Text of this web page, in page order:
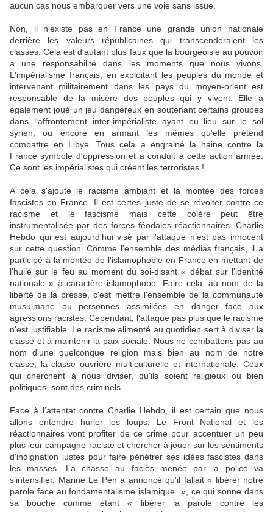
aucun cas nous embarquer vers une voie sans issue.
Non, il n'existe pas en France une grande union nationale
derrière les valeurs républicaines qui transcenderaient les
classes. Cela est d'autant plus faux que la bourgeoisie au pouvoir
a une responsabilité dans les moments que nous vivons.
L'impérialisme français, en exploitant les peuples du monde et
intervenant militairement dans les pays du moyen-orient est
responsable de la misère des peuples qui y vivent. Elle a
également joué un jeu dangereux en soutenant certains groupes
dans l'affrontement inter-impérialiste ayant eu lieu sur le sol
syrien, ou encore en armant les mêmes qu'elle prétend
combattre en Libye. Tous cela a engrainé la haine contre la
France symbole d'oppression et a conduit à cette action armée.
Ce sont les impérialistes qui créent les terroristes !
A cela s'ajoute le racisme ambiant et la montée des forces
fascistes en France. Il est certes juste de se révolter contre ce
racisme et le fascisme mais cette colère peut être
instrumentalisée par des forces féodales réactionnaires. Charlie
Hebdo qui est aujourd'hui visé par l'attaque n’est pas innocent
sur cette question. Comme l'ensemble des médias français, il a
participé à la montée de l'islamophobie en France en mettant de
l'huile sur le feu au moment du soi-disant « débat sur l'identité
nationale » à caractère islamophobe. Faire cela, au nom de la
liberté de la presse, c'est mettre l'ensemble de la communauté
musulmane ou personnes assimilées en danger face aux
agressions racistes. Cependant, l'attaque pas plus que le racisme
n'est justifiable. Le racisme alimenté au quotidien sert à diviser la
classe et à maintenir la paix sociale. Nous ne combattons pas au
nom d'une quelconque religion mais bien au nom de notre
classe, la classe ouvrière multiculturelle et internationale. Ceux
qui cherchent à nous diviser, qu'ils soient religieux ou bien
politiques, sont des criminels.
Face à l’attentat contre Charlie Hebdo, il est certain que nous
allons entendre hurler les loups. Le Front National et les
réactionnaires vont profiter de ce crime pour accentuer un peu
plus leur campagne raciste et chercher à jouer sur les sentiments
d'indignation justes pour faire pénétrer ses idées fascistes dans
les masses. La chasse au faciès menée par la police va
s’intensifier. Marine Le Pen a annoncé qu'il fallait « libérer notre
parole face au fondamentalisme islamique », ce qui sonne dans
sa bouche comme étant « libérer la parole contre les